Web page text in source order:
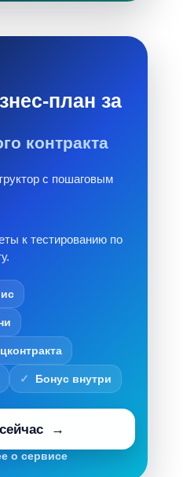
план за
контракта
с пошаговым
к тестированию по
Бонус внутри
о сервисе